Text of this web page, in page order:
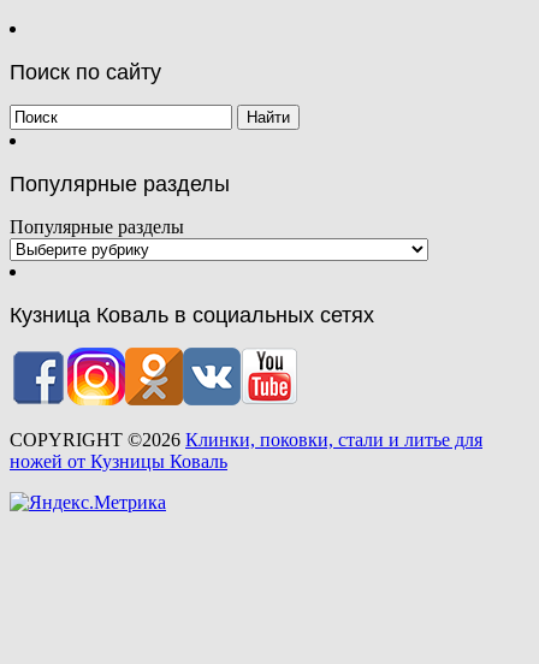
Поиск по сайту
Популярные разделы
Популярные разделы
Кузница Коваль в социальных сетях
COPYRIGHT ©2026 Клинки, поковки, стали и литье для
ножей от Кузницы Коваль